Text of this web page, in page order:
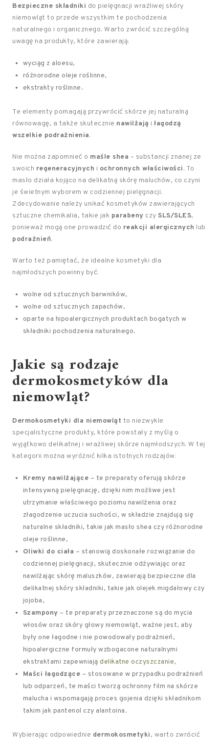
Bezpieczne składniki do pielęgnacji wrażliwej skóry
niemowląt to przede wszystkim te pochodzenia
naturalnego i organicznego. Warto zwrócić szczególną
uwagę na produkty, które zawierają:
wyciąg z aloesu,
różnorodne oleje roślinne,
ekstrakty roślinne.
Te elementy pomagają przywrócić skórze jej naturalną
równowagę, a także skutecznie nawilżają i łagodzą
wszelkie podrażnienia.
Nie można zapomnieć o maśle shea – substancji znanej ze
swoich regeneracyjnych i ochronnych właściwości. To
masło działa kojąco na delikatną skórę maluchów, co czyni
je świetnym wyborem w codziennej pielęgnacji.
Zdecydowanie należy unikać kosmetyków zawierających
sztuczne chemikalia, takie jak parabeny czy SLS/SLES,
ponieważ mogą one prowadzić do reakcji alergicznych lub
podrażnień.
Warto też pamiętać, że idealne kosmetyki dla
najmłodszych powinny być:
wolne od sztucznych barwników,
wolne od sztucznych zapachów,
oparte na hipoalergicznych produktach bogatych w
składniki pochodzenia naturalnego.
Jakie są rodzaje
dermokosmetyków dla
niemowląt?
Dermokosmetyki dla niemowląt to niezwykle
specjalistyczne produkty, które powstały z myślą o
wyjątkowo delikatnej i wrażliwej skórze najmłodszych. W tej
kategorii można wyróżnić kilka istotnych rodzajów:
Kremy nawilżające – te preparaty oferują skórze
intensywną pielęgnację, dzięki nim możliwe jest
utrzymanie właściwego poziomu nawilżenia oraz
złagodzenie uczucia suchości, w składzie znajdują się
naturalne składniki, takie jak masło shea czy różnorodne
oleje roślinne,
Oliwki do ciała – stanowią doskonałe rozwiązanie do
codziennej pielęgnacji, skutecznie odżywiając oraz
nawilżając skórę maluszków, zawierają bezpieczne dla
delikatnej skóry składniki, takie jak olejek migdałowy czy
jojoba,
Szampony – te preparaty przeznaczone są do mycia
włosów oraz skóry głowy niemowląt, ważne jest, aby
były one łagodne i nie powodowały podrażnień,
hipoalergiczne formuły wzbogacone naturalnymi
ekstraktami zapewniajądelikatne oczyszczanie,
Maści łagodzące – stosowane w przypadku podrażnień
lub odparzeń, te maści tworzą ochronny film na skórze
malucha i wspomagają proces gojenia dzięki składnikom
takim jak pantenol czy alantoina.
Wybierając odpowiednie dermokosmetyki, warto zwrócić